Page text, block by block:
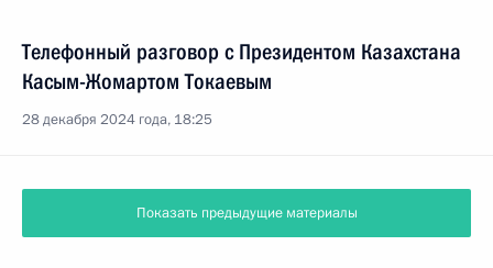
Телефонный разговор с Президентом Казахстана
Касым-Жомартом Токаевым
28 декабря 2024 года, 18:25
Показать предыдущие материалы